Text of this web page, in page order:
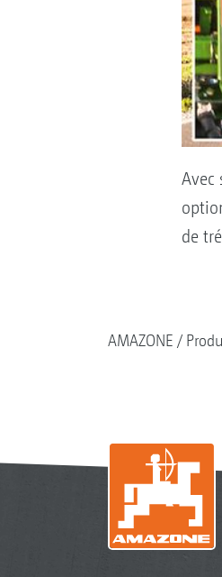
Avec
de
AMAZONE